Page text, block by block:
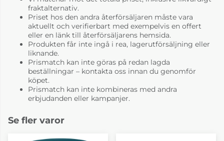
6-8 Veckor
fraktalternativ.
Priset hos den andra återförsäljaren måste vara
aktuellt och verifierbart med exempelvis en offert
eller en länk till återförsäljarens hemsida.
Produkten får inte ingå i rea, lagerutförsäljning eller
liknande.
Prismatch kan inte göras på redan lagda
beställningar – kontakta oss innan du genomför
köpet.
Prismatch kan inte kombineras med andra
erbjudanden eller kampanjer.
Se fler varor